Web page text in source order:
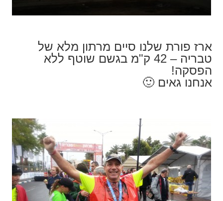
ארז פורת שלנו סיים מרתון מלא של
טבריה – 42 ק"מ בגשם שוטף ללא
הפסקה!
אנחנו גאים 🙂